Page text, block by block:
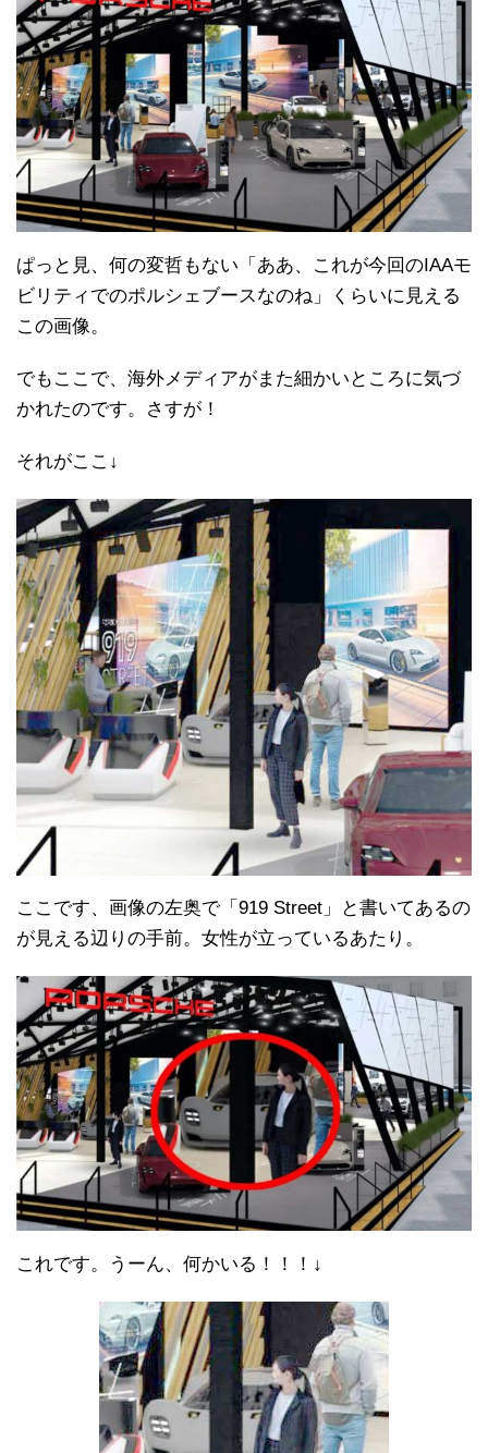
ぱっと見、何の変哲もない「ああ、これが今回のIAAモ
ビリティでのポルシェブースなのね」くらいに見える
この画像。
でもここで、海外メディアがまた細かいところに気づ
かれたのです。さすが！
それがここ↓
ここです、画像の左奥で「919 Street」と書いてあるの
が見える辺りの手前。女性が立っているあたり。
これです。うーん、何かいる！！！↓